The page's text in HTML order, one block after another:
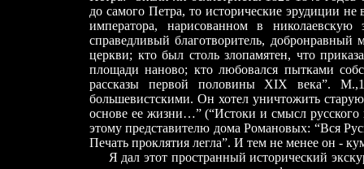
до самого Петра, то исторические эрудиции не
императора, нарисованном в
справедливый благотворитель,
церкви; кто был столь злопамятен, что
площади наново; кто любовался пытками
рассказы первой половины XIX века”. М.,
большевистскими. Он хотел уничтожить
основе ее жизни…” (“Истоки и смысл
этому представителю дома Романовых: “Вся
Печать проклятия легла”. И тем не менее он -
Я дал этот пространный исторический